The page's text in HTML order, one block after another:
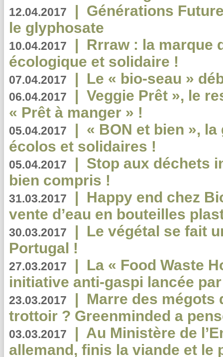
12.04.2017 | Générations
le glyphosate
10.04.2017 | Rrraw : la marque
écologique et solidaire !
07.04.2017 | Le « bio-seau »
06.04.2017 | Veggie Prêt », le
« Prêt à manger » !
05.04.2017 | « BON et bien »,
écolos et solidaires !
05.04.2017 | Stop aux déchets
bien compris !
31.03.2017 | Happy end chez
vente d’eau en bouteilles
30.03.2017 | Le végétal se fait
Portugal !
27.03.2017 | La « Food Waste
initiative anti-gaspi lancée
23.03.2017 | Marre des mégots
trottoir ? Greenminded a
03.03.2017 | Au Ministère de
allemand, finis la viande et le